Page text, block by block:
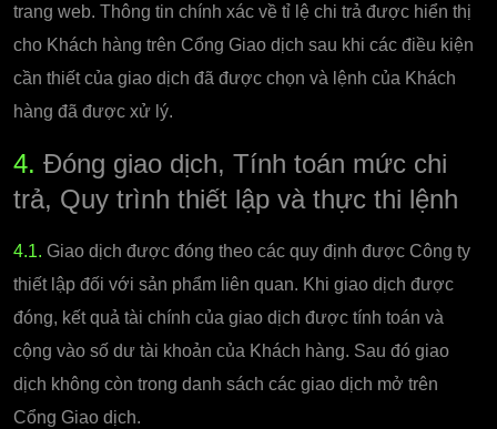
trang web. Thông tin chính xác về tỉ lệ chi trả được hiển thị
cho Khách hàng trên Cổng Giao dịch sau khi các điều kiện
cần thiết của giao dịch đã được chọn và lệnh của Khách
hàng đã được xử lý.
4. Đóng giao dịch, Tính toán mức chi
trả, Quy trình thiết lập và thực thi lệnh
4.1. Giao dịch được đóng theo các quy định được Công ty
thiết lập đối với sản phẩm liên quan. Khi giao dịch được
đóng, kết quả tài chính của giao dịch được tính toán và
cộng vào số dư tài khoản của Khách hàng. Sau đó giao
dịch không còn trong danh sách các giao dịch mở trên
Cổng Giao dịch.